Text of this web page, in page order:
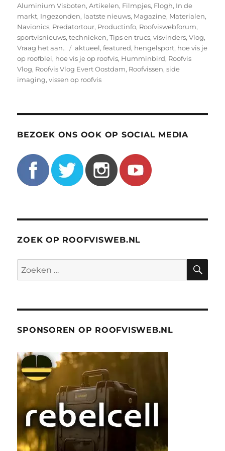
op
Aluminium Visboten,Artikelen, Filmpjes, Flogh, In de
markt, Ingezonden, laatste nieuws, Magazine, Materialen,
Navionics, Predatortour, Productinfo, Roofviswebforum,
sportvisnieuws,technieken,Tips en trucs,visvinders,Vlog,
Vraag het aan..
Tags
aktueel,featured, hengelsport, hoe vis je
op roofblei, hoe vis je op roofvis, Humminbird, Roofvis
Vlog, Roofvis Vlog Evert Oostdam, Roofvissen,side
imaging,vissen op roofvis
BEZOEK ONS OOK OP SOCIAL MEDIA
ZOEK OP ROOFVISWEB.NL
Zoeken
naar:
SPONSOREN OP ROOFVISWEB.NL